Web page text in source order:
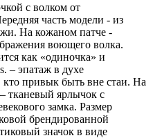
с волком от
часть модели - из
На кожаном патче -
воющего волка.
как «одиночка» и
– эпатаж в духе
привык быть вне стаи. На
тканевый ярлычок с
замка. Размер
брендированной
значок в виде